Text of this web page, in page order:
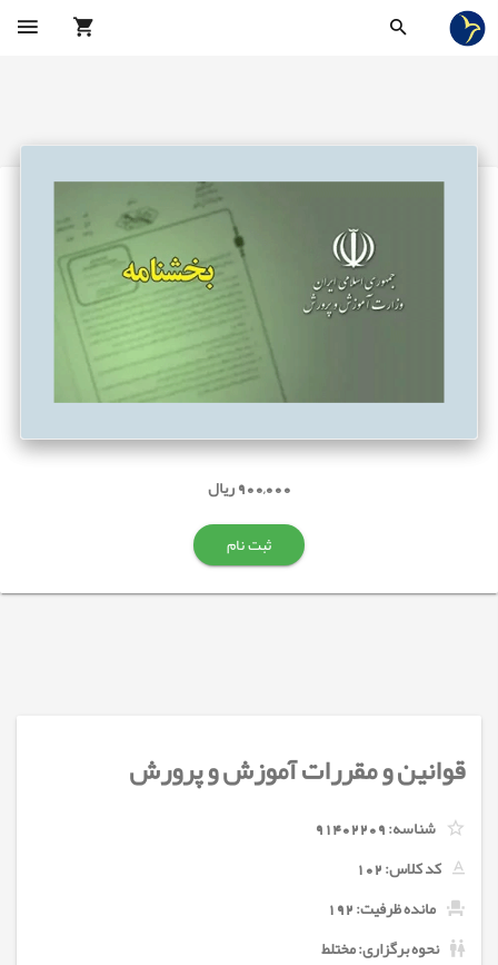
900,000 ریال
ثبت نام
قوانین و مقررات آموزش و پرورش
شناسه:91402209
کد کلاس:102
مانده ظرفیت: 192
نحوه برگزاری: مختلط